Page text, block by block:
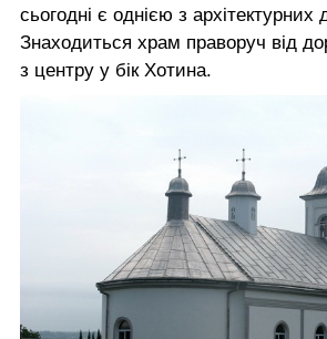
сьогодні є однією з архітектурних
Знаходиться храм праворуч від
з центру у бік Хотина.